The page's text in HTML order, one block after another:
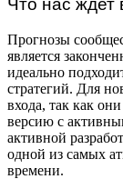
Что нас ждет
Прогнозы
является
идеально
стратегий. Для
входа, так как
версию с
активной
одной из самых
времени.